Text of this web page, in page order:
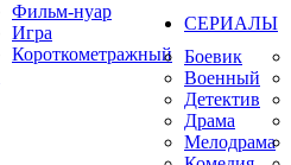
Фильм-нуар
Игра
Короткометражный
СЕРИАЛЫ
Боевик
Военный
Детектив
Драма
Мелодрама